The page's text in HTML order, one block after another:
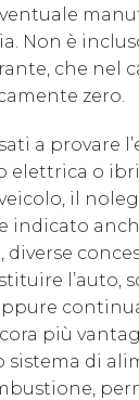
Non è
che nel
zero.
a provare
elettrica o
il
indicato
diverse
l’auto,
più
sistema di